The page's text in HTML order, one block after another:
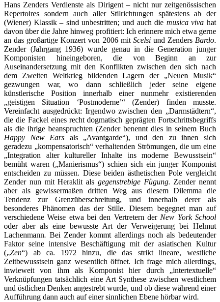
Hans Zenders Verdienste als Dirigent – nicht nur zeitgenössischen
Repertoires sondern auch aller Stilrichtungen spätestens ab der
(Wiener) Klassik – sind unbestritten; und auch die musica viva hat
davon über die Jahre hinweg profitiert: Ich erinnere mich etwa gerne
an das großartige Konzert von 2006 mit Scelsiund Zenders Bardo.
Zender (Jahrgang 1936) wurde genau in die Generation junger
Komponisten hineingeboren, die von Beginn an zur
Auseinandersetzung mit den Konflikten zwischen den sich nach
dem Zweiten Weltkrieg bildenden Lagern der „Neuen Musik“
gezwungen war, wo dann schließlich jeder seine eigene
künstlerische Position innerhalb einer nunmehr existierenden
„geistigen Situation ‘Postmoderne’“ (Zender) finden musste.
Vereinfacht ausgedrückt: Irgendwo zwischen den „Darmstädtern“,
die die Fackel eines recht dogmatisch geprägten Fortschrittsbegriffs
als die ihrige beanspruchten (Zender benennt dies in seinem Buch
Happy New Ears als „Avantgarde“), und den zu ihnen sich
geradezu „kompensatorisch“ verhaltenden Strömungen, die um eine
„Integration alter kultureller Inhalte ins moderne Bewusstsein“
bemüht waren („Manierismus“) schien sich ein junger Komponist
entscheiden zu müssen. Diese beiden ästhetischen Pole vergleicht
Zender nun mit Heraklit als gegenstrebige Fügung. Zender nennt
aber als gewissermaßen dritten Weg aus diesem Dilemma die
Tendenz zur Grenzüberschreitung, und innerhalb derer als
besonderes Phänomen das der Stille. Diesem begegnet man auf
verschiedene Weise etwa bei den Vertretern der New York School
oder aber als eine bewusste Art der Verweigerung bei Helmut
Lachenmann. Bei Zender kommt allerdings noch als bedeutender
Faktor seine intensive Beschäftigung mit der asiatischen Kultur
(„Zen“) ab ca. 1972 hinzu, die das strikt lineare, westliche
Zeitbewusstsein ganz wesentlich öffnet. Ich frage mich allerdings,
inwieweit von ihm als Komponist hier durch „intertextuelle“
Verknüpfungen tatsächlich eine Art Synthese zwischen westlichem
und östlichen Denken angestrebt wurde, und ob diese während einer
Aufführung dann auch auf einer sinnlichen Ebene hörbar wird.